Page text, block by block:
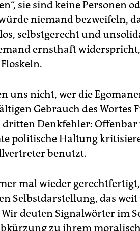
sie sind keine Personen
niemand bezweifeln,
selbstgerecht und
ernsthaft
uns nicht, wer die
Gebrauch des Wortes
Denkfehler:
politische Haltung
benutzt.
mal wieder
Selbstdarstellung, das weit
deuten Signalwörter im
zu ihrem